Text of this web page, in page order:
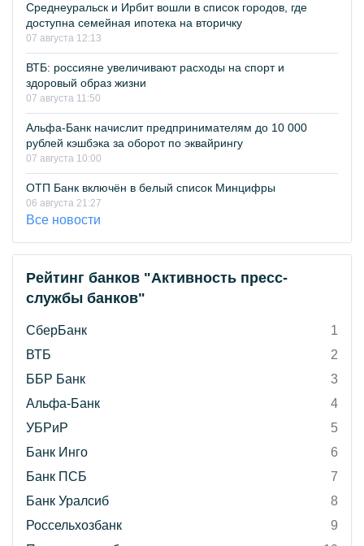
Среднеуральск и Ирбит вошли в список городов, где
доступна семейная ипотека на вторичку
07 августа 12:13
ВТБ: россияне увеличивают расходы на спорт и
здоровый образ жизни
07 августа 11:50
Альфа-Банк начислит предпринимателям до 10 000
рублей кэшбэка за оборот по эквайрингу
07 августа 10:00
ОТП Банк включён в белый список Минцифры
06 августа 21:27
Все новости
Рейтинг банков "Активность пресс-
службы банков"
СберБанк
1
ВТБ
2
ББР Банк
3
Альфа-Банк
4
УБРиР
5
Банк Инго
6
Банк ПСБ
7
Банк Уралсиб
8
Россельхозбанк
9